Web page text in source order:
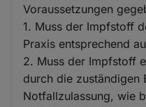
Voraussetzungen
1. Muss der Impfstoff
Praxis entsprechend
2. Muss der Impfstoff
durch die zuständigen
Notfallzulassung, wie